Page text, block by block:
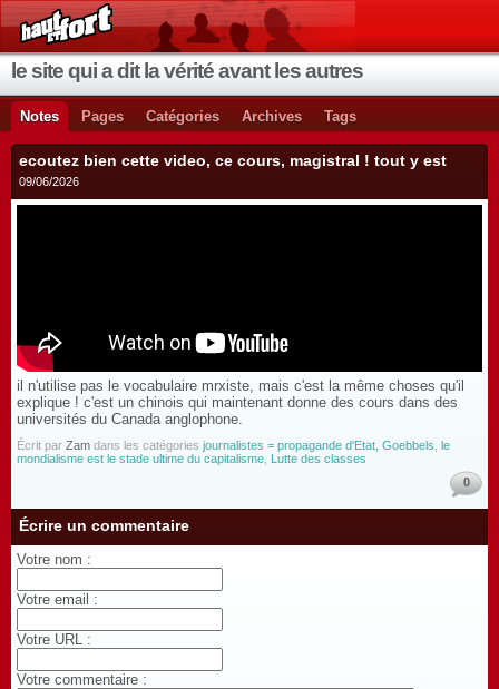
le site qui a dit la vérité avant les autres
Notes Pages Catégories Archives Tags
ecoutez bien cette video, ce cours, magistral ! tout y est
09/06/2026
il n'utilise pas le vocabulaire mrxiste, mais c'est la même choses qu'il
explique ! c'est un chinois qui maintenant donne des cours dans des
universités du Canada anglophone.
Écrit par Zam dans les catégories journalistes = propagande d'Etat, Goebbels le
mondialisme est le stade ultime du capitalisme Lutte des classes
0
Écrire un commentaire
Votre nom :
Votre email :
Votre URL :
Votre commentaire :